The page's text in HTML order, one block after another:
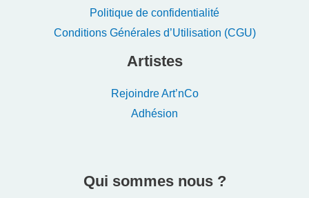
Politique de confidentialité
Conditions Générales d’Utilisation (CGU)
Artistes
Rejoindre Art’nCo
Adhésion
Qui sommes nous ?